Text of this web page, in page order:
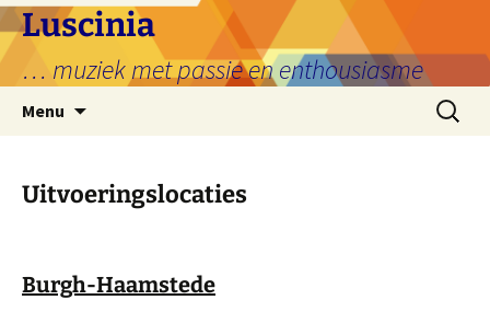
Ga
naar
de
inhoud
Luscinia
… muziek met passie en enthousiasme
Menu
Zoeken
naar:
Uitvoeringslocaties
Burgh-Haamstede